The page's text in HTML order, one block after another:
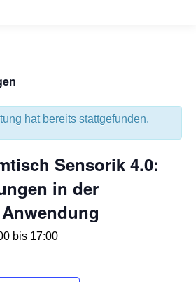
hat bereits stattgefunden.
Sensorik 4.0:
in der
bis 17:00